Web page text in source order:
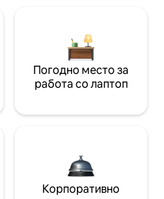
Погодно место за
работа со лаптоп
Корпоративно